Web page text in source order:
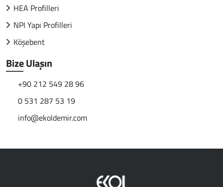
HEA Profilleri
NPI Yapı Profilleri
Köşebent
Bize Ulaşın
+90 212 549 28 96
0 531 287 53 19
info@ekoldemir.com